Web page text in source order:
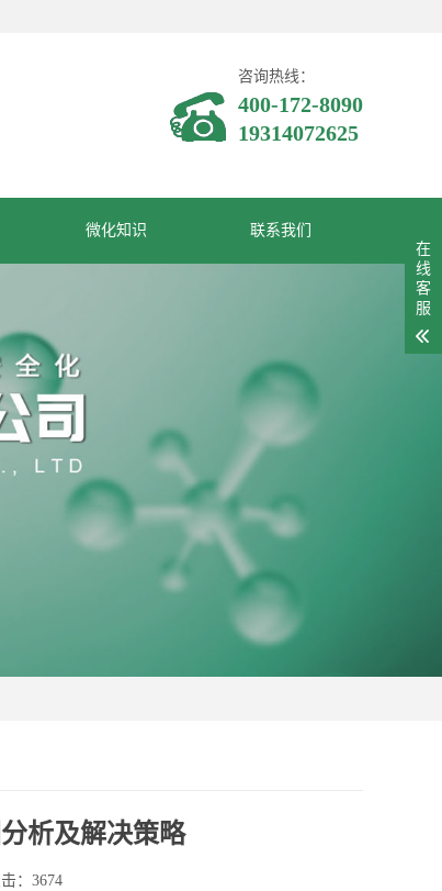
咨询热线：
400-172-8090
19314072625
微化知识 联系我们
析及解决策略
：3674
在
线
客
服